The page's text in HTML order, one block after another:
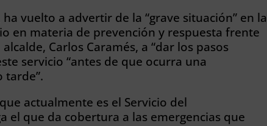
vuelto a advertir de la “grave situación” en la
en materia de prevención y respuesta frente
Carlos Caramés, a “dar los pasos
servicio “antes de que ocurra una
tarde”.
actualmente es el Servicio del
el que da cobertura a las emergencias que